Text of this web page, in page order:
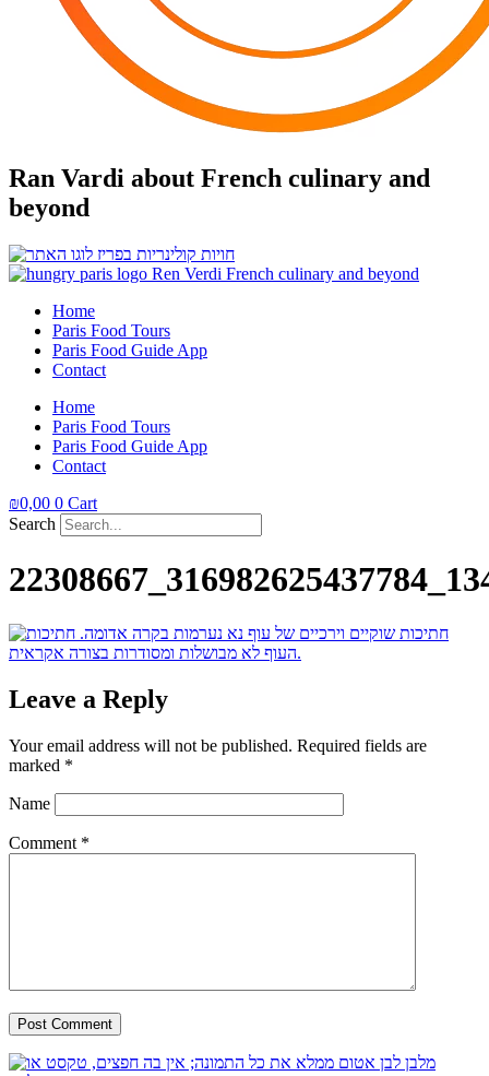
Ran Vardi about French culinary and
beyond
Home
Paris Food Tours
Paris Food Guide App
Contact
Home
Paris Food Tours
Paris Food Guide App
Contact
₪0,00 0 Cart
Search
Leave a Reply
Your email address will not be published. Required fields are
marked *
Name
Comment *